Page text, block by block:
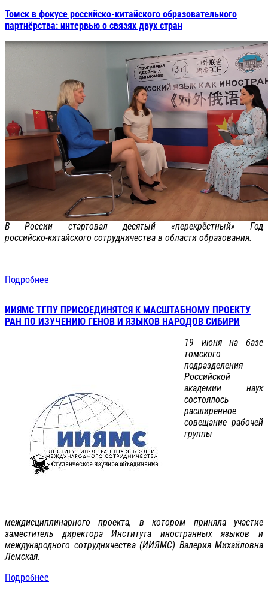
Томск в фокусе российско‑китайского образовательного
партнёрства: интервью о связях двух стран
В России стартовал десятый «перекрёстный» Год
российско‑китайского сотрудничества в области образования.
Подробнее
ИИЯМС ТГПУ ПРИСОЕДИНЯТСЯ К МАСШТАБНОМУ ПРОЕКТУ
РАН ПО ИЗУЧЕНИЮ ГЕНОВ И ЯЗЫКОВ НАРОДОВ СИБИРИ
19 июня на базе
томского
подразделения
Российской
академии наук
состоялось
расширенное
совещание рабочей
группы
междисциплинарного проекта, в котором приняла участие
заместитель директора Института иностранных языков и
международного сотрудничества (ИИЯМС) Валерия Михайловна
Лемская.
Подробнее